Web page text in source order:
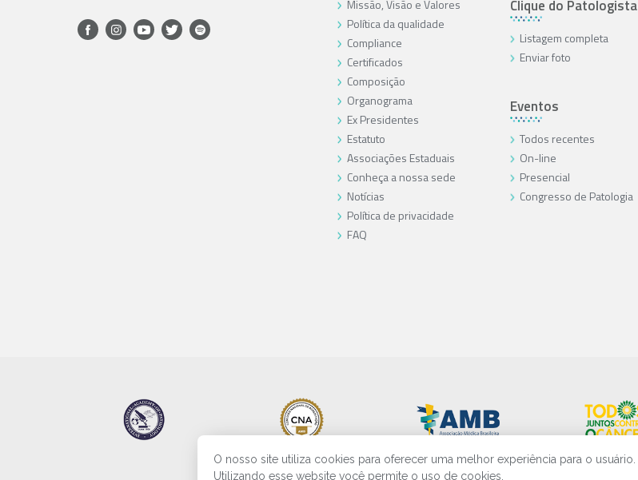
O nosso site utiliza cookies para oferecer uma melhor experiência para o usuário.
Utilizando esse website você permite o uso de cookies.
Missão, Visão e Valores
Política da qualidade
Compliance
Certificados
Composição
Organograma
Ex Presidentes
Estatuto
Associações Estaduais
Conheça a nossa sede
Notícias
Política de privacidade
FAQ
Clique do Patologista
Listagem completa
Enviar foto
Eventos
Todos recentes
On-line
Presencial
Congresso de Patologia